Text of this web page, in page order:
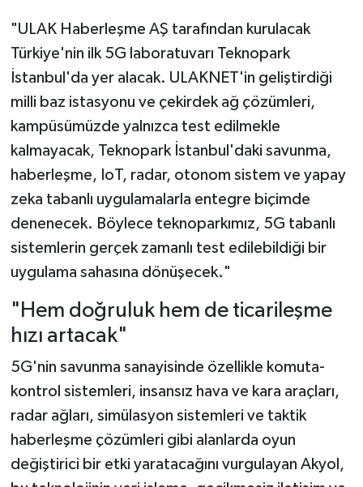
"ULAK Haberleşme AŞ tarafından kurulacak
Türkiye'nin ilk 5G laboratuvarı Teknopark
İstanbul'da yer alacak. ULAKNET'in geliştirdiği
milli baz istasyonu ve çekirdek ağ çözümleri,
kampüsümüzde yalnızca test edilmekle
kalmayacak, Teknopark İstanbul'daki savunma,
haberleşme, IoT, radar, otonom sistem ve yapay
zeka tabanlı uygulamalarla entegre biçimde
denenecek. Böylece teknoparkımız, 5G tabanlı
sistemlerin gerçek zamanlı test edilebildiği bir
uygulama sahasına dönüşecek."
"Hem doğruluk hem de ticarileşme
hızı artacak"
5G'nin savunma sanayisinde özellikle komuta-
kontrol sistemleri, insansız hava ve kara araçları,
radar ağları, simülasyon sistemleri ve taktik
haberleşme çözümleri gibi alanlarda oyun
değiştirici bir etki yaratacağını vurgulayan Akyol,